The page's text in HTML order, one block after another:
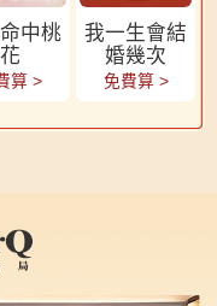
中桃
花
算 >
我一生會結
婚幾次
免費算 >